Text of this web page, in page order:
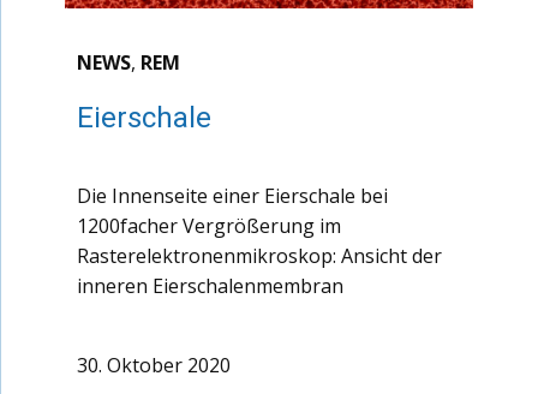
NEWS, REM
Eierschale
Die Innenseite einer Eierschale bei
1200facher Vergrößerung im
Rasterelektronenmikroskop: Ansicht der
inneren Eierschalenmembran
30. Oktober 2020